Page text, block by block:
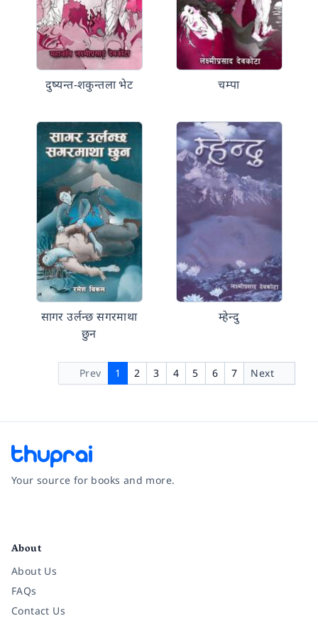
दुष्यन्त-शकुन्तला भेट चम्पा
सागर उर्लन्छ सगरमाथा
छुन
म्हेन्दु
Prev 1 2 3 4 5 6 7 Next
Your source for books and more.
About
About Us
FAQs
Contact Us